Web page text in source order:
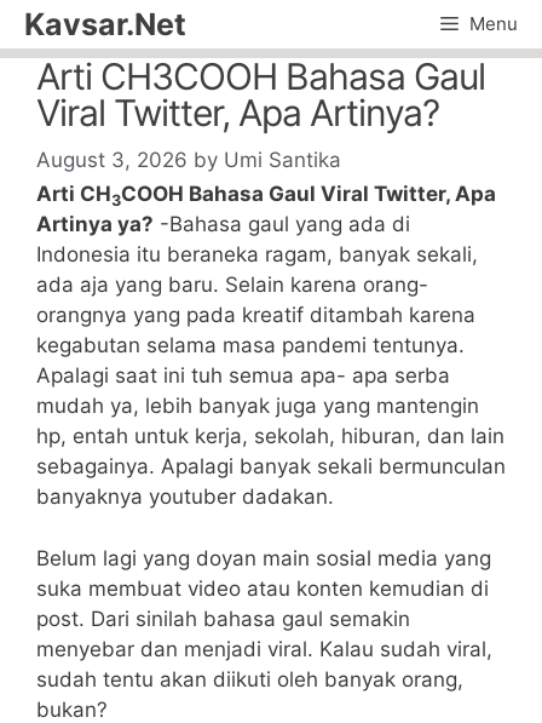
Skip
to
content
Kavsar.Net Menu
Arti CH3COOH Bahasa Gaul
Viral Twitter, Apa Artinya?
August 3, 2026 by Umi Santika
Arti CH3COOH Bahasa Gaul Viral Twitter, Apa
Artinya ya? -Bahasa gaul yang ada di
Indonesia itu beraneka ragam, banyak sekali,
ada aja yang baru. Selain karena orang-
orangnya yang pada kreatif ditambah karena
kegabutan selama masa pandemi tentunya.
Apalagi saat ini tuh semua apa- apa serba
mudah ya, lebih banyak juga yang mantengin
hp, entah untuk kerja, sekolah, hiburan, dan lain
sebagainya. Apalagi banyak sekali bermunculan
banyaknya youtuber dadakan.
Belum lagi yang doyan main sosial media yang
suka membuat video atau konten kemudian di
post. Dari sinilah bahasa gaul semakin
menyebar dan menjadi viral. Kalau sudah viral,
sudah tentu akan diikuti oleh banyak orang,
bukan?